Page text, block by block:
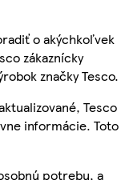
o akýchkoľvek
zákaznícky
značky Tesco.
Tesco
informácie. Toto
potrebu, a